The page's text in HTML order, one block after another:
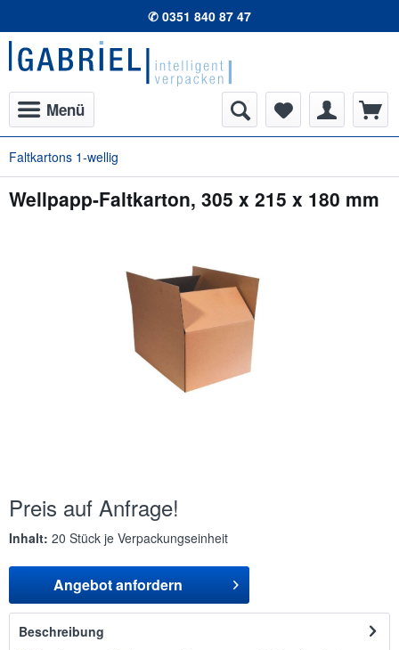
✆ 0351 840 87 47
Menü
Faltkartons 1-wellig
Wellpapp-Faltkarton, 305 x 215 x 180 mm
Preis auf Anfrage!
Inhalt: 20 Stück je Verpackungseinheit
Angebot anfordern
Beschreibung